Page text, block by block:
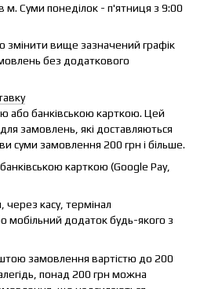
м. Суми понеділок - п'ятниця з 9:00
змінити вище зазначений графік
без додаткового
або банківською карткою. Цей
замовлень, які доставляються
суми замовлення 200 грн і більше.
карткою (Google Pay,
через касу, термінал
мобільний додаток будь-якого з
замовлення вартістю до 200
понад 200 грн можна